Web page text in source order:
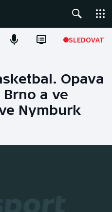
SLEDOVAT
Opava
a ve
Nymburk